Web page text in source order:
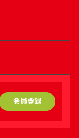
会員登録